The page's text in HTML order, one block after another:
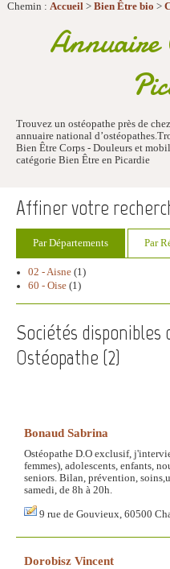
Chemin : Accueil > Bien Être bio >
Annuaire
Trouvez un ostéopathe près de
annuaire national
Bien Être Corps - Douleurs et
catégorie Bien Être en Picardie
Affiner votre
Par Départements Par
02 - Aisne (1)
60 - Oise (1)
Sociétés disponibles
Ostéopathe (2)
Bonaud Sabrina
Ostéopathe D.O exclusif,
femmes), adolescents, enfants,
seniors. Bilan, prévention,
samedi, de 8h à 20h.
9 rue de Gouvieux, 60500
Dorobisz Vincent